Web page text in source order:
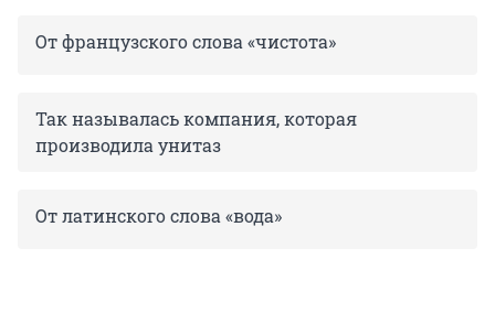
От французского слова «чистота»
Так называлась компания, которая
производила унитаз
От латинского слова «вода»